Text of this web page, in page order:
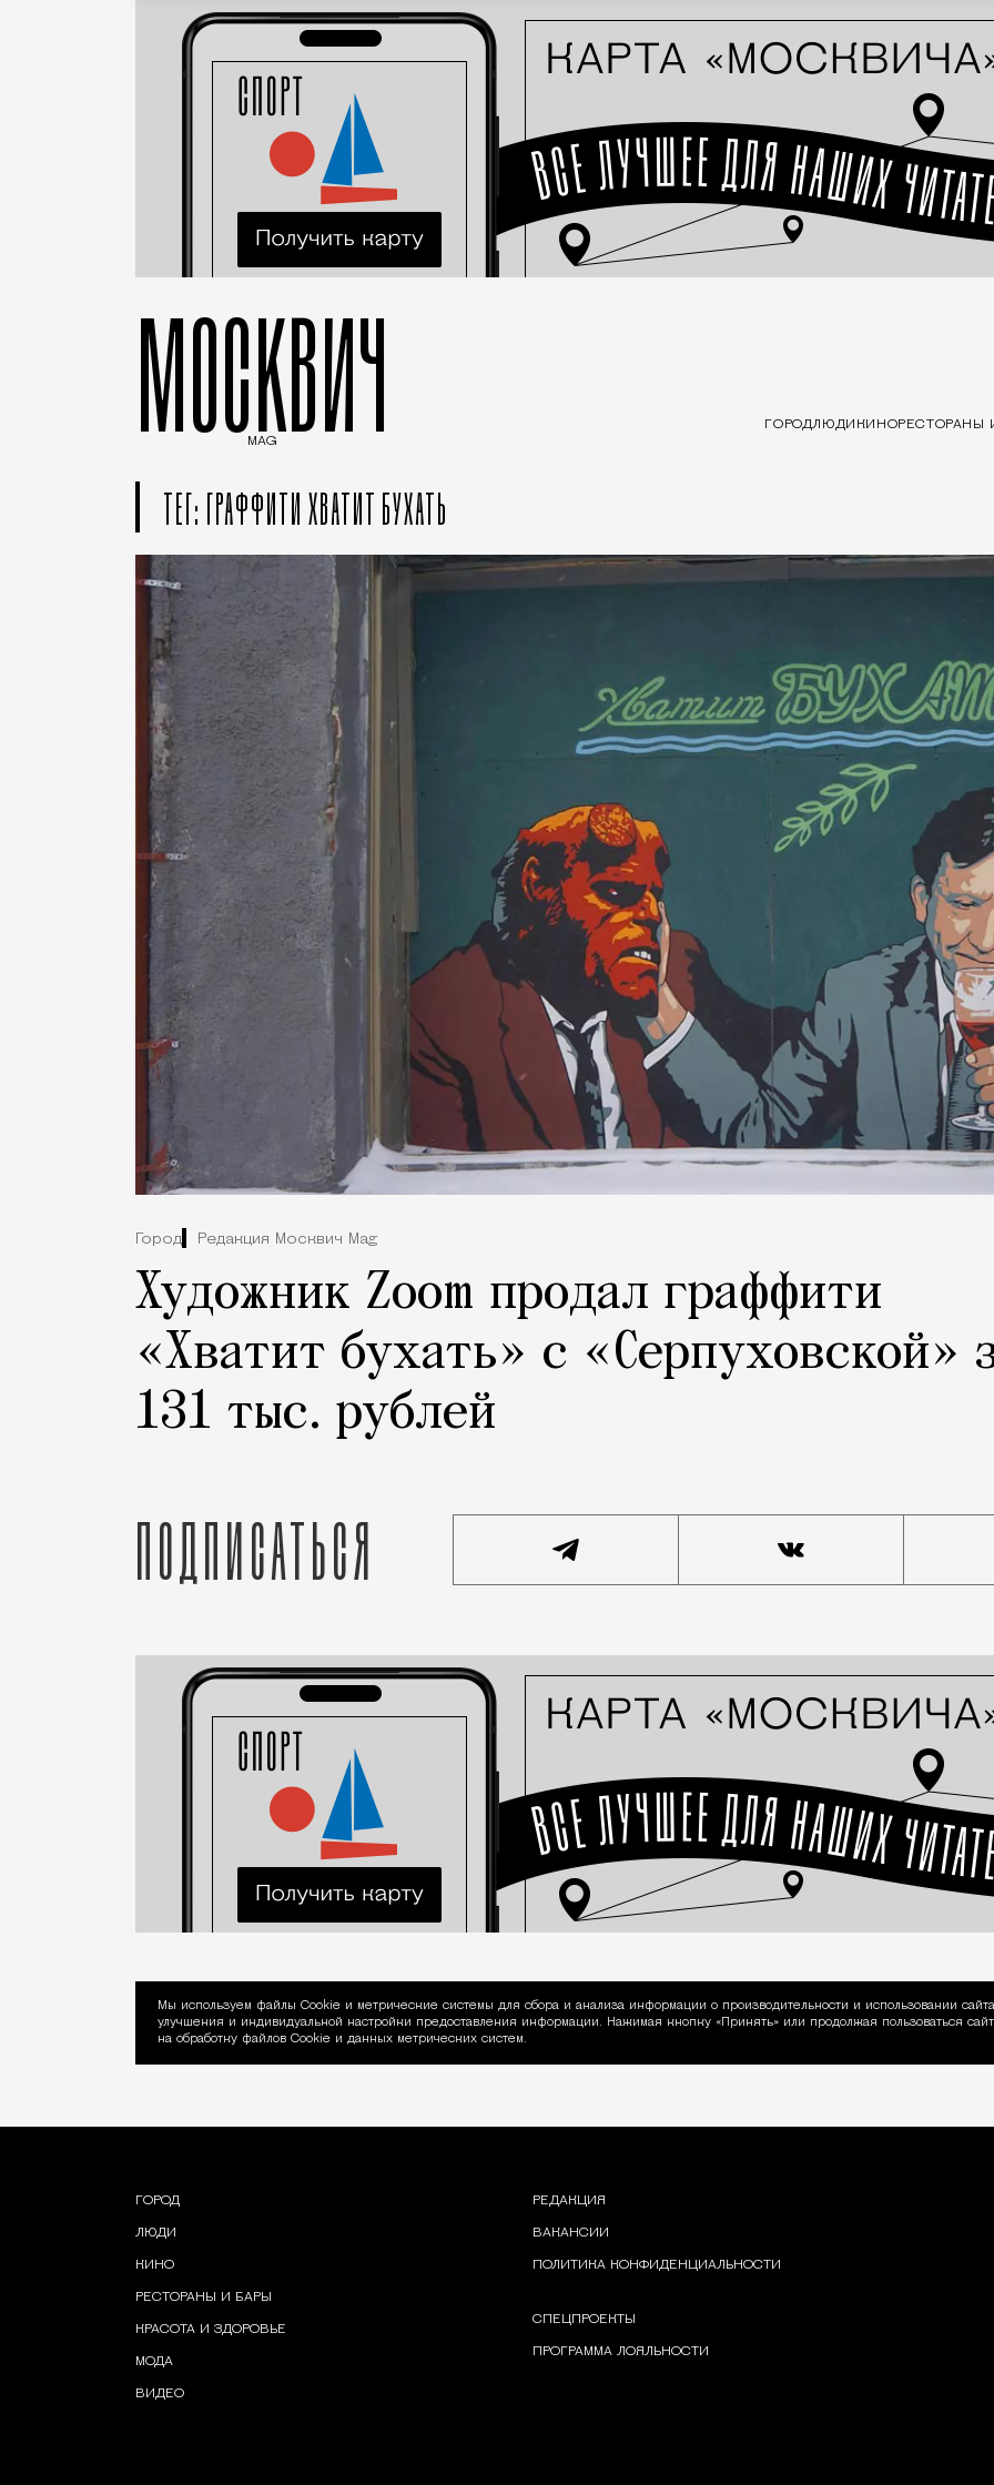
МОСКВИЧ
MAG
ГОРОДЛЮДИ КИНОРЕСТОРАНЫ
ТЕГ: ГРАФФИТИ ХВАТИТ БУХАТЬ
Город Редакция Москвич Mag
Художник Zoom продал граффити
«Хватит бухать» с «Серпуховской»
131 тыс. рублей
Подписаться
Уведомление об использовании Cookie
Мы используем файлы Сookie и метрические системы для сбора и анализа информации о производительности и использовании
улучшения и индивидуальной настройки предоставления информации. Нажимая кнопку «Принять» или продолжая пользоваться
на обработку файлов Cookie и данных метрических систем.
ГОРОД
ЛЮДИ
КИНО
РЕСТОРАНЫ И БАРЫ
КРАСОТА И ЗДОРОВЬЕ
МОДА
ВИДЕО
РЕДАКЦИЯ
ВАКАНСИИ
ПОЛИТИКА КОНФИДЕНЦИАЛЬНОСТИ
СПЕЦПРОЕКТЫ
ПРОГРАММА ЛОЯЛЬНОСТИ